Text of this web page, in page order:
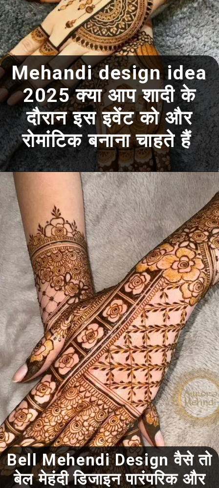
Mehandi design idea
2025 क्या आप शादी के
दौरान इस इवेंट को और
रोमांटिक बनाना चाहते हैं
Bell Mehendi Design वैसे तो
बेल मेहंदी डिजाइन पारंपरिक और